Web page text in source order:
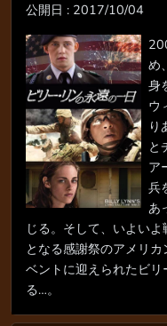
公開日 : 2017/10/04
め
身
ウ
り
と
ア
兵
あ
じる。そして、いよい
となる感謝祭のアメリ
ベントに迎えられたビ
る…。